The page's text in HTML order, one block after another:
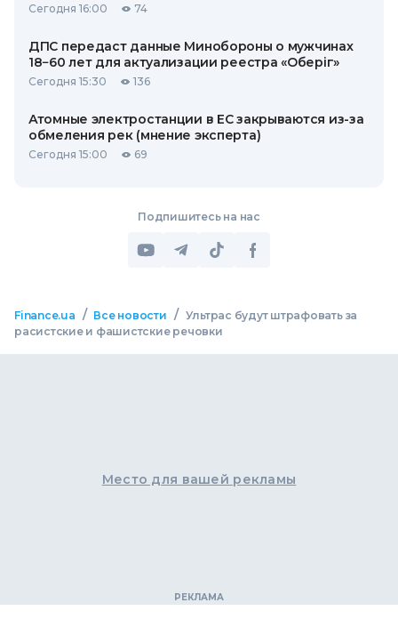
Сегодня 16:00 74
ДПС передаст данные Минобороны о мужчинах
18−60 лет для актуализации реестра «Оберіг»
Сегодня 15:30 136
Атомные электростанции в ЕС закрываются из-за
обмеления рек (мнение эксперта)
Сегодня 15:00 69
Подпишитесь на нас
Finance.ua / Все новости / Ультрас будут штрафовать за
расистские и фашистские речовки
Место для вашей рекламы